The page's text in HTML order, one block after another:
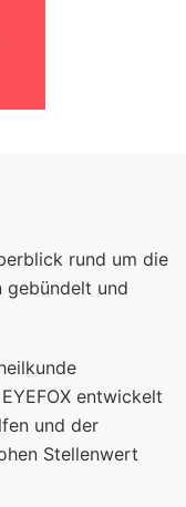
rund um die
gebündelt und
entwickelt
und der
Stellenwert